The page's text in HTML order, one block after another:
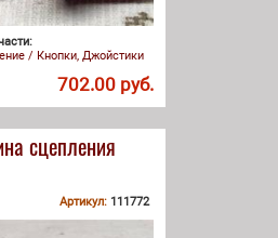
/ Кнопки, Джойстики
702.00 руб.
сцепления
Артикул: 111772